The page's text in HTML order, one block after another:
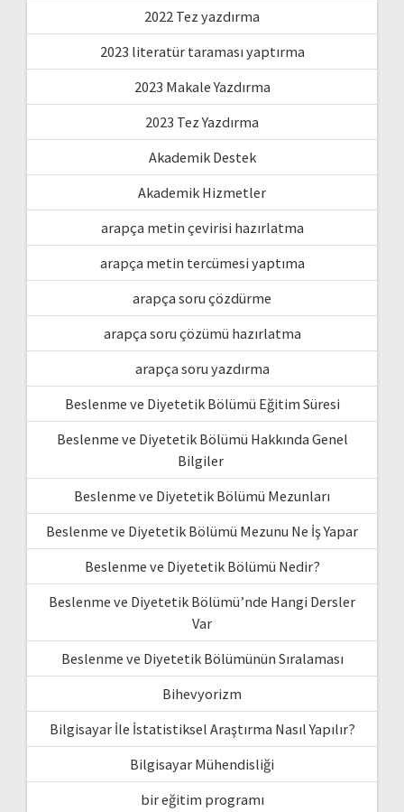
2022 Tez yazdırma
2023 literatür taraması yaptırma
2023 Makale Yazdırma
2023 Tez Yazdırma
Akademik Destek
Akademik Hizmetler
arapça metin çevirisi hazırlatma
arapça metin tercümesi yaptıma
arapça soru çözdürme
arapça soru çözümü hazırlatma
arapça soru yazdırma
Beslenme ve Diyetetik Bölümü Eğitim Süresi
Beslenme ve Diyetetik Bölümü Hakkında Genel
Bilgiler
Beslenme ve Diyetetik Bölümü Mezunları
Beslenme ve Diyetetik Bölümü Mezunu Ne İş Yapar
Beslenme ve Diyetetik Bölümü Nedir?
Beslenme ve Diyetetik Bölümü’nde Hangi Dersler
Var
Beslenme ve Diyetetik Bölümünün Sıralaması
Bihevyorizm
Bilgisayar İle İstatistiksel Araştırma Nasıl Yapılır?
Bilgisayar Mühendisliği
bir eğitim programı